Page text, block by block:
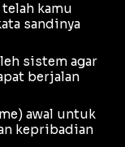
kamu
sandinya
sistem agar
berjalan
) awal untuk
kepribadian